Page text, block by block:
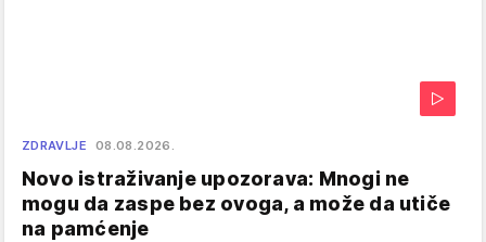
ZDRAVLJE 08.08.2026.
Novo istraživanje upozorava: Mnogi ne
mogu da zaspe bez ovoga, a može da utiče
na pamćenje